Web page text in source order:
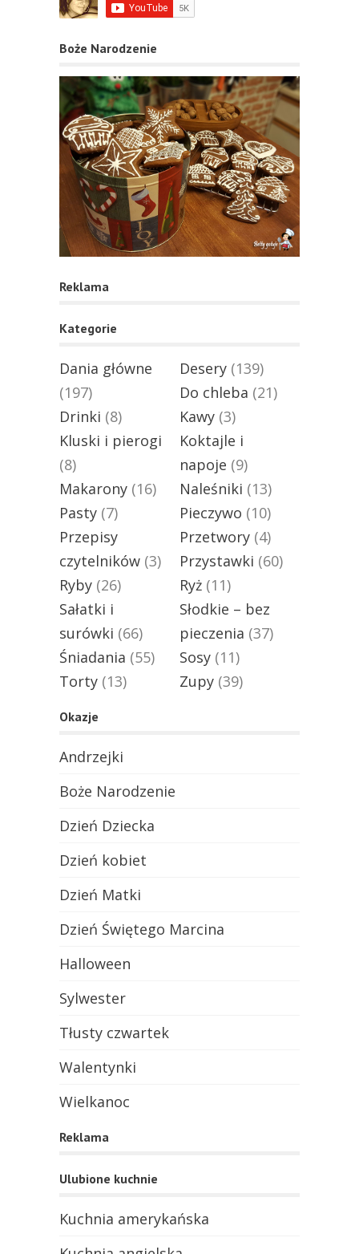
Boże Narodzenie
Reklama
Kategorie
Dania główne
(197)
Desery (139)
Do chleba (21)
Drinki (8) Kawy (3)
Kluski i pierogi
(8)
Koktajle i
napoje (9)
Makarony (16) Naleśniki (13)
Pasty (7) Pieczywo (10)
Przepisy
czytelników (3)
Przetwory (4)
Przystawki (60)
Ryby (26) Ryż (11)
Sałatki i
surówki (66)
Słodkie – bez
pieczenia (37)
Śniadania (55) Sosy (11)
Torty (13) Zupy (39)
Okazje
Andrzejki
Boże Narodzenie
Dzień Dziecka
Dzień kobiet
Dzień Matki
Dzień Świętego Marcina
Halloween
Sylwester
Tłusty czwartek
Walentynki
Wielkanoc
Reklama
Ulubione kuchnie
Kuchnia amerykańska